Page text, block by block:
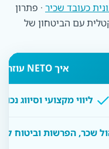
כעובד שכיר · פתרון
עם הביטחון של
איך NETO עוזרת
ליווי מקצועי וסיווג
שכר, הפרשות וביטוח